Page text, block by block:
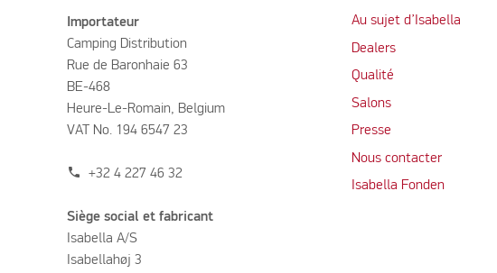
Importateur
Camping Distribution
Rue de Baronhaie 63
BE-468
Heure-Le-Romain, Belgium
VAT No. 194 6547 23
phone +32 4 227 46 32
Siège social et fabricant
Isabella A/S
Isabellahøj 3
Au sujet d’Isabella
Dealers
Qualité
Salons
Presse
Nous contacter
Isabella Fonden